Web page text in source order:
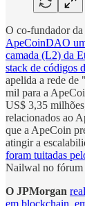
O co-fundador
ApeCoinDAO
camada (L2) da
stack de códigos
apelida a rede
mil para a
US$ 3,35
relacionados ao
que a ApeCoin
atingir a
foram tuitadas
Nailwal no
O JPMorgan
em blockchain,